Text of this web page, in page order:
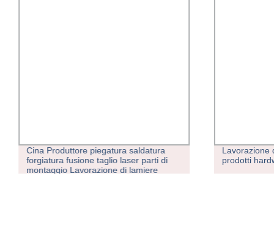
Cina Produttore piegatura saldatura
forgiatura fusione taglio laser parti di
montaggio Lavorazione di lamiere
Lavorazione
prodotti